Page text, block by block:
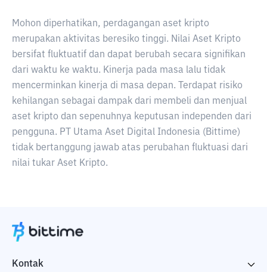
Mohon diperhatikan, perdagangan aset kripto
merupakan aktivitas beresiko tinggi. Nilai Aset Kripto
bersifat fluktuatif dan dapat berubah secara signifikan
dari waktu ke waktu. Kinerja pada masa lalu tidak
mencerminkan kinerja di masa depan. Terdapat risiko
kehilangan sebagai dampak dari membeli dan menjual
aset kripto dan sepenuhnya keputusan independen dari
pengguna. PT Utama Aset Digital Indonesia (Bittime)
tidak bertanggung jawab atas perubahan fluktuasi dari
nilai tukar Aset Kripto.
Kontak